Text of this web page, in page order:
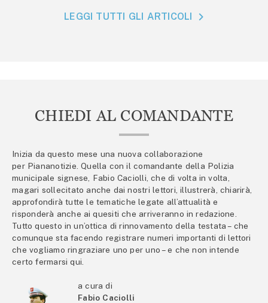
LEGGI TUTTI GLI ARTICOLI
CHIEDI AL COMANDANTE
Inizia da questo mese una nuova collaborazione
per Piananotizie. Quella con il comandante della Polizia
municipale signese, Fabio Caciolli, che di volta in volta,
magari sollecitato anche dai nostri lettori, illustrerà, chiarirà,
approfondirà tutte le tematiche legate all’attualità e
risponderà anche ai quesiti che arriveranno in redazione.
Tutto questo in un’ottica di rinnovamento della testata – che
comunque sta facendo registrare numeri importanti di lettori
che vogliamo ringraziare uno per uno – e che non intende
certo fermarsi qui.
a cura di
Fabio Caciolli